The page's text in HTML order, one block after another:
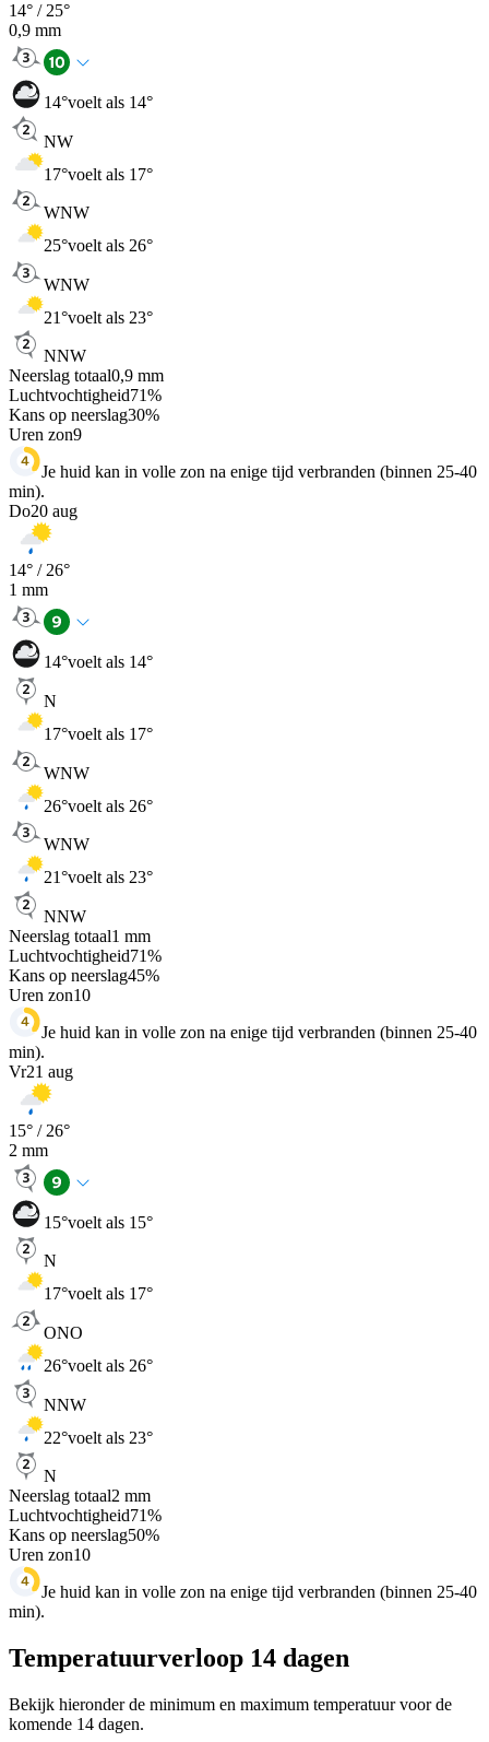
14° / 25°
0,9 mm
14°voelt als 14°
NW
17°voelt als 17°
WNW
25°voelt als 26°
WNW
21°voelt als 23°
NNW
Neerslag totaal0,9 mm
Luchtvochtigheid71%
Kans op neerslag30%
Uren zon9
Je huid kan in volle zon na enige tijd verbranden (binnen 25-40
min).
Do20 aug
14° / 26°
1 mm
14°voelt als 14°
N
17°voelt als 17°
WNW
26°voelt als 26°
WNW
21°voelt als 23°
NNW
Neerslag totaal1 mm
Luchtvochtigheid71%
Kans op neerslag45%
Uren zon10
Je huid kan in volle zon na enige tijd verbranden (binnen 25-40
min).
Vr21 aug
15° / 26°
2 mm
15°voelt als 15°
N
17°voelt als 17°
ONO
26°voelt als 26°
NNW
22°voelt als 23°
N
Neerslag totaal2 mm
Luchtvochtigheid71%
Kans op neerslag50%
Uren zon10
Je huid kan in volle zon na enige tijd verbranden (binnen 25-40
min).
Temperatuurverloop 14 dagen
Bekijk hieronder de minimum en maximum temperatuur voor de
komende 14 dagen.